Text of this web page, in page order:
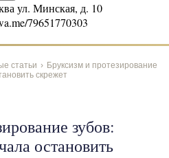
ул. Минская, д. 10
79651770303
статьи › Бруксизм и протезирование
скрежет
зубов:
остановить